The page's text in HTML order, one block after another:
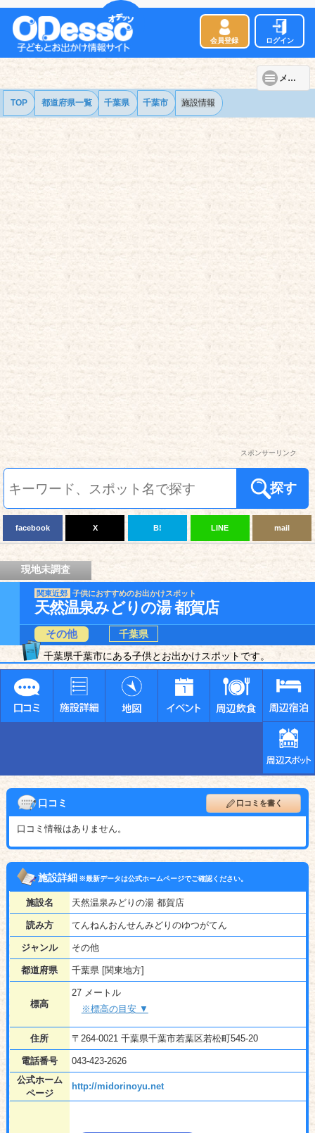
会員登録 ログイン
メニュー
TOP 都道府県一覧 千葉県 千葉市 施設情報
スポンサーリンク
探す
facebook X B! LINE mail
現地未調査
関東近郊 子供におすすめのお出かけスポット
天然温泉みどりの湯 都賀店
その他
千葉県
千葉県千葉市にある子供とお出かけスポットです。
口コミ 口コミを書く
口コミ情報はありません。
施設詳細※最新データは公式ホームページでご確認ください。
施設名 天然温泉みどりの湯 都賀店
読み方 てんねんおんせんみどりのゆつがてん
ジャンル その他
都道府県 千葉県 [関東地方]
標高
27 メートル
※標高の目安 ▼
住所 〒264-0021 千葉県千葉市若葉区若松町545-20
電話番号
043-423-2626
公式ホーム
ページ
http://midorinoyu.net